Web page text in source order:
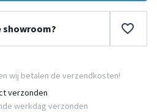
showroom?
wij betalen de verzendkosten!
verzonden
werkdag verzonden